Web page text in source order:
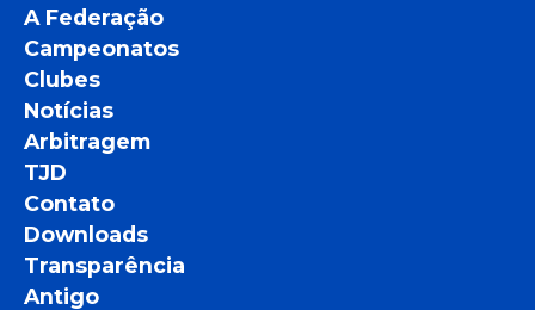
A Federação
Campeonatos
Clubes
Notícias
Arbitragem
TJD
Contato
Downloads
Transparência
Antigo